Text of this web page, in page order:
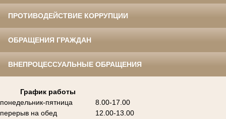
ПРОТИВОДЕЙСТВИЕ КОРРУПЦИИ
ОБРАЩЕНИЯ ГРАЖДАН
ВНЕПРОЦЕССУАЛЬНЫЕ ОБРАЩЕНИЯ
График работы
понедельник-пятница
8.00-17.00
перерыв на обед
12.00-13.00